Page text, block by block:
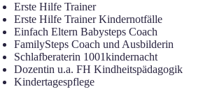
Erste Hilfe Trainer
Erste Hilfe Trainer Kindernotfälle
Einfach Eltern Babysteps Coach
FamilySteps Coach und Ausbilderin
Schlafberaterin 1001kindernacht
Dozentin u.a. FH Kindheitspädagogik
Kindertagespflege